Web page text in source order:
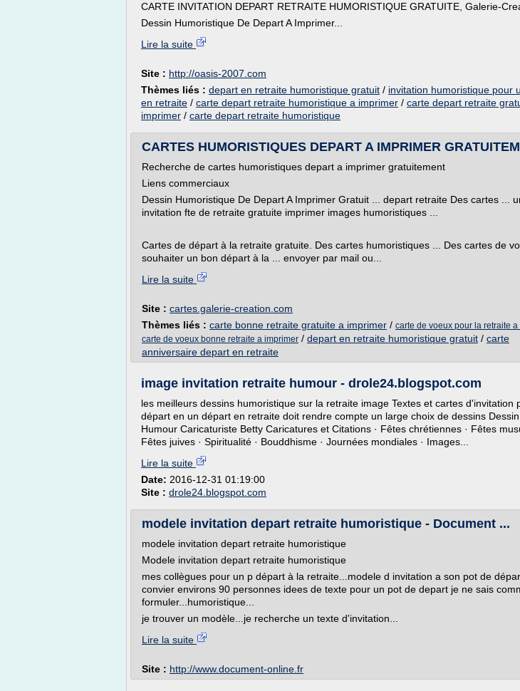
CARTE INVITATION DEPART RETRAITE HUMORISTIQUE GRATUITE, Galerie-
Dessin Humoristique De Depart A Imprimer...
Lire la suite
Site : http://oasis-2007.com
Thèmes liés : depart en retraite humoristique gratuit / invitation humoristique pour
en retraite / carte depart retraite humoristique a imprimer / carte depart retraite
imprimer / carte depart retraite humoristique
CARTES HUMORISTIQUES DEPART A IMPRIMER
Recherche de cartes humoristiques depart a imprimer gratuitement
Liens commerciaux
Dessin Humoristique De Depart A Imprimer Gratuit ... depart retraite Des cartes ...
invitation fte de retraite gratuite imprimer images humoristiques ...
Cartes de départ à la retraite gratuite. Des cartes humoristiques ... Des cartes de
souhaiter un bon départ à la ... envoyer par mail ou...
Lire la suite
Site : cartes.galerie-creation.com
Thèmes liés : carte bonne retraite gratuite a imprimer / carte de voeux pour la retraite
carte de voeux bonne retraite a imprimer / depart en retraite humoristique gratuit / carte
anniversaire depart en retraite
image invitation retraite humour - drole24.blogspot.com
les meilleurs dessins humoristique sur la retraite image Textes et cartes d'invitation
départ en un départ en retraite doit rendre compte un large choix de dessins
Humour Caricaturiste Betty Caricatures et Citations · Fêtes chrétiennes · Fêtes
Fêtes juives · Spiritualité · Bouddhisme · Journées mondiales · Images...
Lire la suite
Date: 2016-12-31 01:19:00
Site : drole24.blogspot.com
modele invitation depart retraite humoristique - Document ...
modele invitation depart retraite humoristique
Modele invitation depart retraite humoristique
mes collègues pour un p départ à la retraite...modele d invitation a son pot de
convier environs 90 personnes idees de texte pour un pot de depart je ne sais
formuler...humoristique...
je trouver un modèle...je recherche un texte d'invitation...
Lire la suite
Site : http://www.document-online.fr